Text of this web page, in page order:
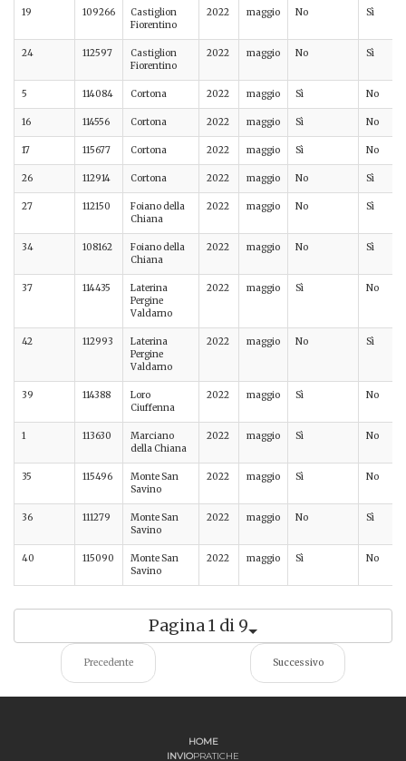
19 109266
Castiglion
Fiorentino
2022 maggio No Sì
24 112597
Castiglion
Fiorentino
2022 maggio No Sì
5 114084 Cortona 2022 maggio Sì No
16 114556 Cortona 2022 maggio Sì No
17 115677 Cortona 2022 maggio Sì No
26 112914 Cortona 2022 maggio No Sì
27 112150
Foiano della
Chiana
2022 maggio No Sì
34 108162
Foiano della
Chiana
2022 maggio No Sì
37 114435
Laterina
Pergine
Valdarno
2022 maggio Sì No
42 112993
Laterina
Pergine
Valdarno
2022 maggio No Sì
39 114388
Loro
Ciuffenna
2022 maggio Sì No
1 113630
Marciano
della Chiana
2022 maggio Sì No
35 115496
Monte San
Savino
2022 maggio Sì No
36 111279
Monte San
Savino
2022 maggio No Sì
40 115090
Monte San
Savino
2022 maggio Sì No
Pagina 1 di 9
Precedente Successivo
HOME
INVIOPRATICHE